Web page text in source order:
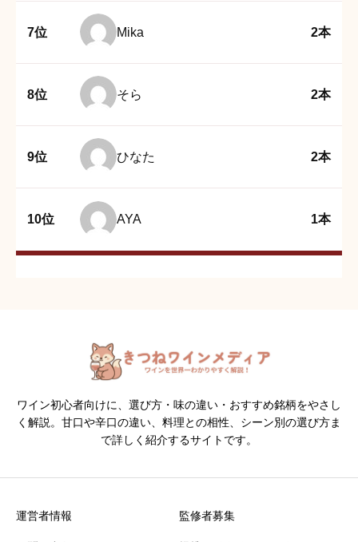
7位 Mika 2本
8位 そら 2本
9位 ひなた 2本
10位 AYA 1本
ワイン初心者向けに、選び方・味の違い・おすすめ銘柄をやさし
く解説。甘口や辛口の違い、料理との相性、シーン別の選び方ま
で詳しく紹介するサイトです。
運営者情報 監修者募集